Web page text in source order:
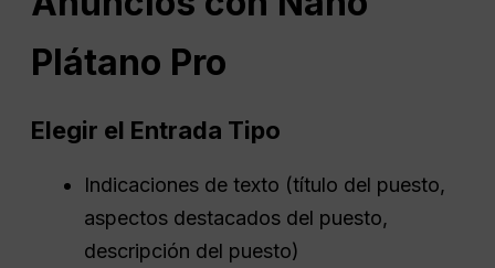
Plátano Pro
Elegir el Entrada Tipo
Indicaciones de texto (título del puesto,
aspectos destacados del puesto,
descripción del puesto)